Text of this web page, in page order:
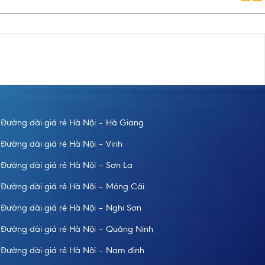
Đường dài giá rẻ Hà Nội – Hà Giang
Đường dài giá rẻ Hà Nội – Vinh
Đường dài giá rẻ Hà Nội – Sơn La
Đường dài giá rẻ Hà Nội – Móng Cái
Đường dài giá rẻ Hà Nội – Nghi Sơn
Đường dài giá rẻ Hà Nội – Quảng Ninh
Đường dài giá rẻ Hà Nội – Nam định